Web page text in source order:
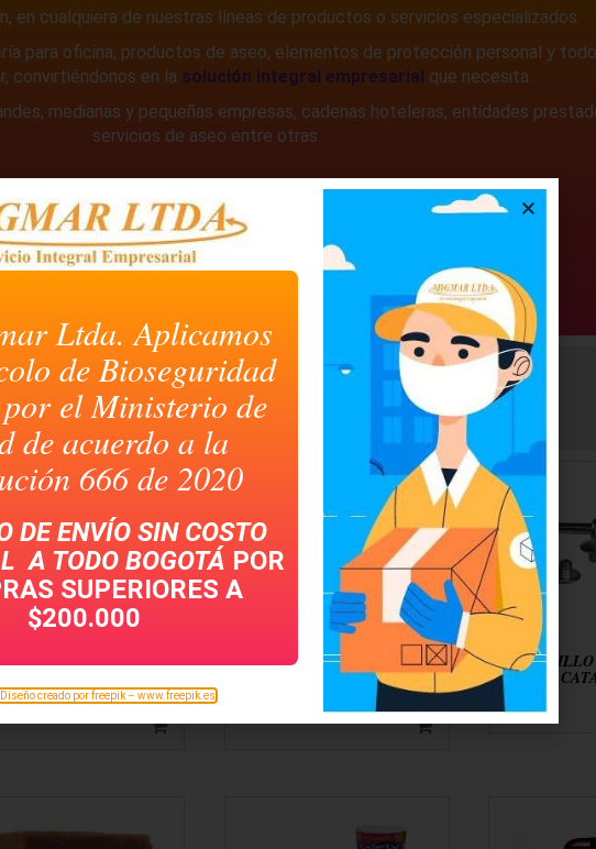
en cualquiera de nuestras líneas de productos o servicios especializados.
para oficina, productos de aseo, elementos de protección personal y
convirtiéndonos en la solución integral empresarial que necesita.
medianas y pequeñas empresas, cadenas hoteleras, entidades
servicios de aseo entre otras.
Ir a Cotizar
Productos más vendidos
PARA ESCOBA
PLASTICO
TOALLA ROLLO NATURAL
FAMILIA PRECORTE X 100
MTS REF. 73687 UNIDAD
TORNILLO
Ltda. Aplicamos
de Bioseguridad
el Ministerio de
de acuerdo a la
666 de 2020
DE ENVÍO SIN COSTO
A TODO BOGOTÁ POR
SUPERIORES A
$200.000
Diseño creado por freepik – www.freepik.es